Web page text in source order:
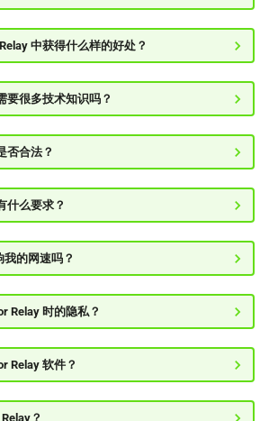
中获得什么样的好处？
要很多技术知识吗？
否合法？
什么要求？
我的网速吗？
Relay 时的隐私？
Relay 软件？
？